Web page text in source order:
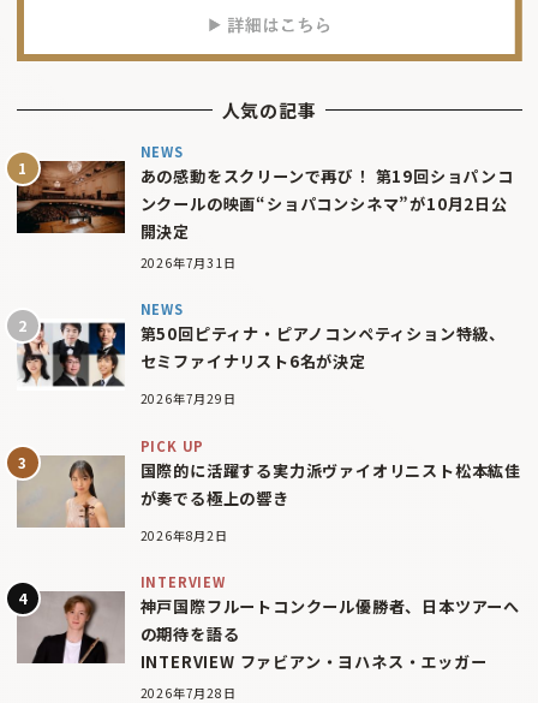
人気の記事
NEWS
あの感動をスクリーンで再び！ 第19回ショパンコ
ンクールの映画“ショパコンシネマ”が10月2日公
開決定
2026年7月31日
NEWS
第50回ピティナ・ピアノコンペティション特級、
セミファイナリスト6名が決定
2026年7月29日
PICK UP
国際的に活躍する実力派ヴァイオリニスト松本紘佳
が奏でる極上の響き
2026年8月2日
INTERVIEW
神戸国際フルートコンクール優勝者、日本ツアーへ
の期待を語る
INTERVIEW ファビアン・ヨハネス・エッガー
2026年7月28日